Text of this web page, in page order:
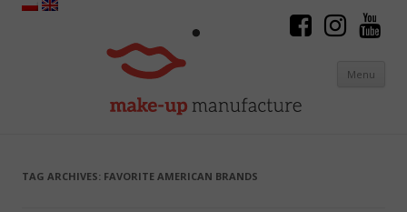
Menu
TAG ARCHIVES: FAVORITE AMERICAN BRANDS